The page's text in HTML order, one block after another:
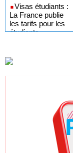
​Visas étudiants :
La France publie
les tarifs pour les
étudiants
africains